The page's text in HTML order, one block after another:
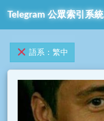
Telegram 公眾索引系統
語系：繁中